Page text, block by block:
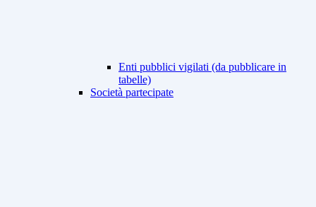
Enti pubblici vigilati (da pubblicare in
tabelle)
Società partecipate